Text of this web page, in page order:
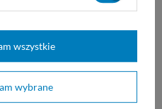
NIEDOSTĘPNY
Stelaż do wierteł do myjki
ultradźwiękowej Sonic
Stelaż do wierteł przeznaczony
wybrane
wszystkie